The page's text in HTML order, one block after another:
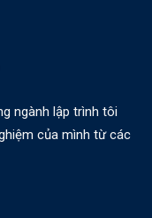
ngành lập trình tôi
của mình từ các